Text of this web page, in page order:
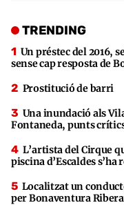
TRENDING
Un préstec del 2016,
sense cap resposta de
Prostitució de barri
Una inundació als
Fontaneda, punts
L’artista del Cirque
piscina d’Escaldes
Localitzat un
per Bonaventura